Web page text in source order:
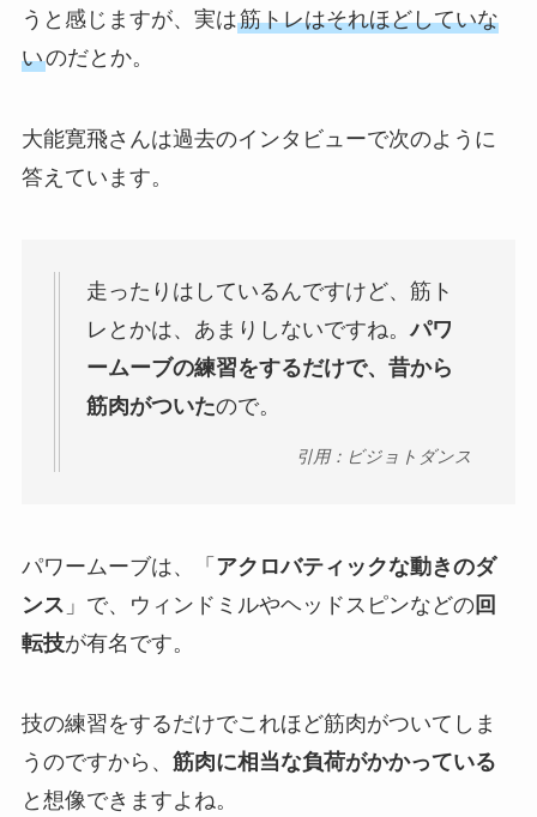
うと感じますが、実は筋トレはそれほどしていな
いのだとか。
大能寛飛さんは過去のインタビューで次のように
答えています。
走ったりはしているんですけど、筋ト
レとかは、あまりしないですね。パワ
ームーブの練習をするだけで、昔から
筋肉がついたので。
引用：ビジョトダンス
パワームーブは、「 アクロバティックな動きのダ
ンス 」で、ウィンドミルやヘッドスピンなどの回
転技が有名です。
技の練習をするだけでこれほど筋肉がついてしま
うのですから、 筋肉に相当な負荷がかかっている
と想像できますよね。